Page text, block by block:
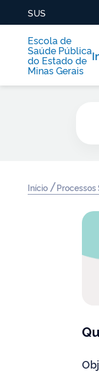
SUS
Escola de
Saúde Pública
do Estado de
Minas Gerais
Início /